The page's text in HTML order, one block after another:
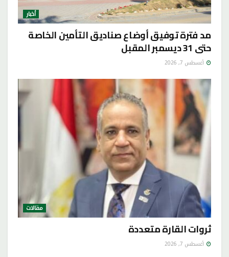
أخبار
مد فترة توفيق أوضاع صناديق التأمين الخاصة
حتى 31 ديسمبر المقبل
أغسطس 7, 2026
مقالات
ثروات القارة متعددة
أغسطس 7, 2026